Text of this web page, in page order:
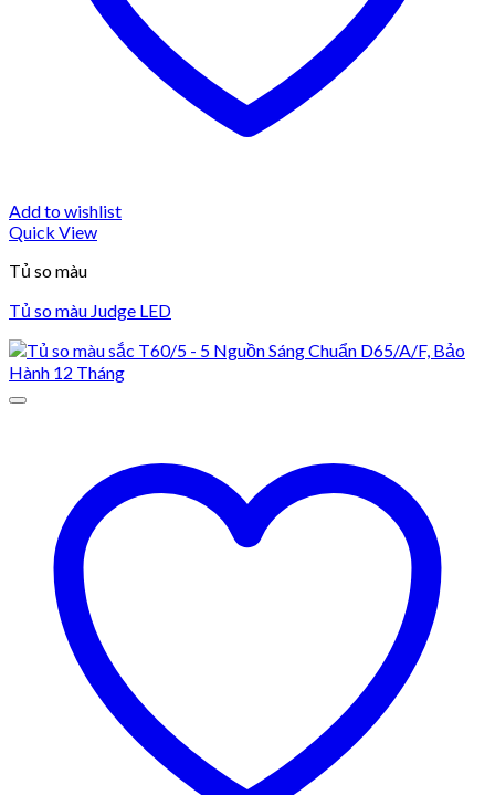
Add to wishlist
Quick View
Tủ so màu
Tủ so màu Judge LED